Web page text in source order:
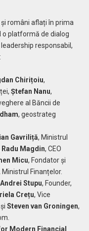
români aflați în prima
platformă de dialog
responsabil,
Chirițoiu,
Ștefan Nanu,
al Băncii de
, geostrateg
Gavriliță, Ministrul
Radu Magdin, CEO
Micu, Fondator și
Ministrul Finanțelor.
Andrei Stupu, Founder,
Crețu, Vice
Steven van Groningen,
Modern Financial